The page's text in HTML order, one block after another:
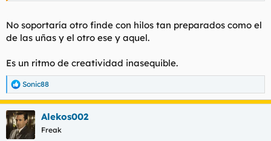
No soportaría otro finde con hilos tan preparados como el
de las uñas y el otro ese y aquel.
Es un ritmo de creatividad inasequible.
R
e
a
c
c
i
Sonic88
Alekos002
Freak